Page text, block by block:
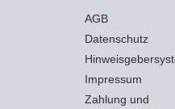
AGB
Datenschutz
Impressum
Zahlung und